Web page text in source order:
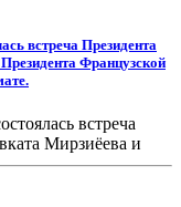
встреча Президента
Французской
встреча
Мирзиёева и
Макрона в